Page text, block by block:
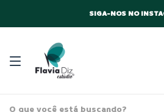
SIGA-NOS NO